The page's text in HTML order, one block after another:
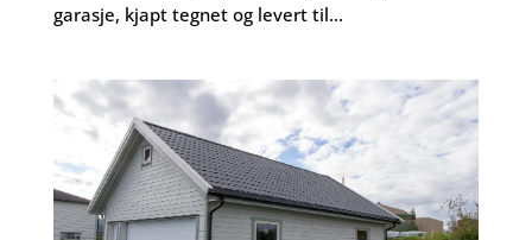
garasje, kjapt tegnet og levert til...